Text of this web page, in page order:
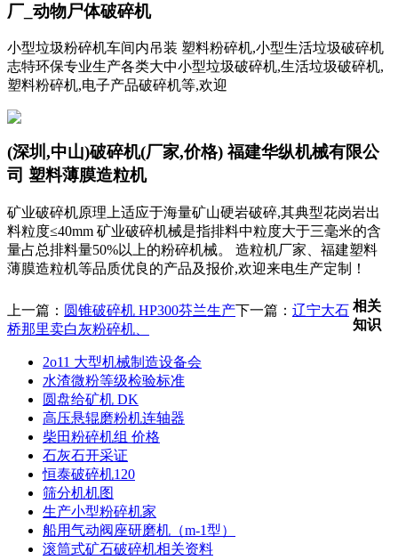
厂_动物尸体破碎机
小型垃圾粉碎机车间内吊装 塑料粉碎机,小型生活垃圾破碎机
志特环保专业生产各类大中小型垃圾破碎机,生活垃圾破碎机,
塑料粉碎机,电子产品破碎机等,欢迎
(深圳,中山)破碎机(厂家,价格) 福建华纵机械有限公
司 塑料薄膜造粒机
矿业破碎机原理上适应于海量矿山硬岩破碎,其典型花岗岩出
料粒度≤40mm 矿业破碎机械是指排料中粒度大于三毫米的含
量占总排料量50%以上的粉碎机械。 造粒机厂家、福建塑料
薄膜造粒机等品质优良的产品及报价,欢迎来电生产定制！
上一篇： 圆锥破碎机 HP300芬兰生产下一篇： 辽宁大石
桥那里卖白灰粉碎机、
相关
知识
2o11 大型机械制造设备会
水渣微粉等级检验标准
圆盘给矿机 DK
高压悬辊磨粉机连轴器
柴田粉碎机组 价格
石灰石开采证
恒泰破碎机120
筛分机机图
生产小型粉碎机家
船用气动阀座研磨机（m-1型）
滚筒式矿石破碎机相关资料